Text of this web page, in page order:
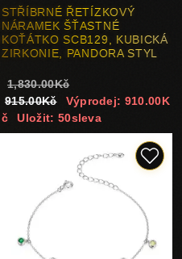
STŘÍBRNÉ ŘETÍZKOVÝ
NÁRAMEK ŠŤASTNÉ
KOŤÁTKO SCB129, KUBICKÁ
ZIRKONIE, PANDORA STYL
1,830.00Kč
915.00Kč
Výprodej: 910.00K
č
Uložit: 50sleva